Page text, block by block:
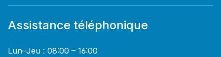
Assistance téléphonique
Lun–Jeu : 08:00 – 16:00